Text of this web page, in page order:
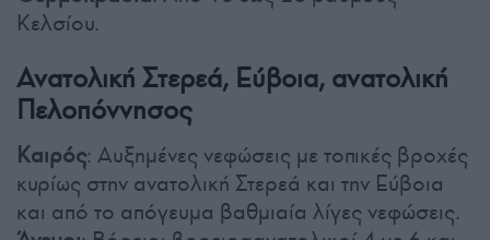
Κελσίου.
Ανατολική Στερεά, Εύβοια, ανατολική
Πελοπόννησος
Καιρός: Αυξημένες νεφώσεις με τοπικές βροχές
κυρίως στην ανατολική Στερεά και την Εύβοια
και από το απόγευμα βαθμιαία λίγες νεφώσεις.